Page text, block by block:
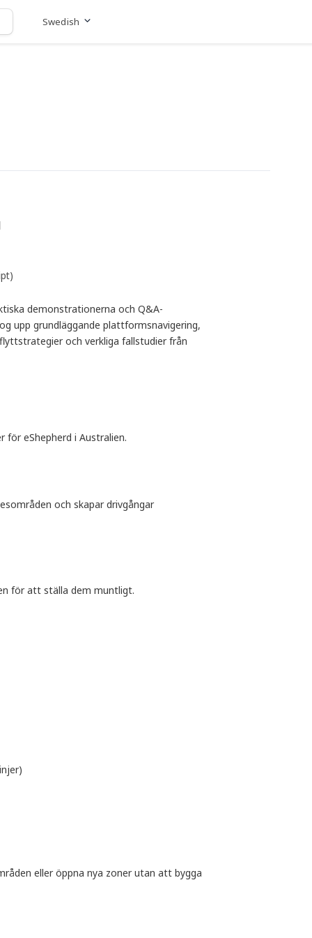
Swedish
demonstrationerna och Q&A-
upp grundläggande plattformsnavigering,
och verkliga fallstudier från
för eShepherd i Australien.
och skapar drivgångar
för att ställa dem muntligt.
eller öppna nya zoner utan att bygga